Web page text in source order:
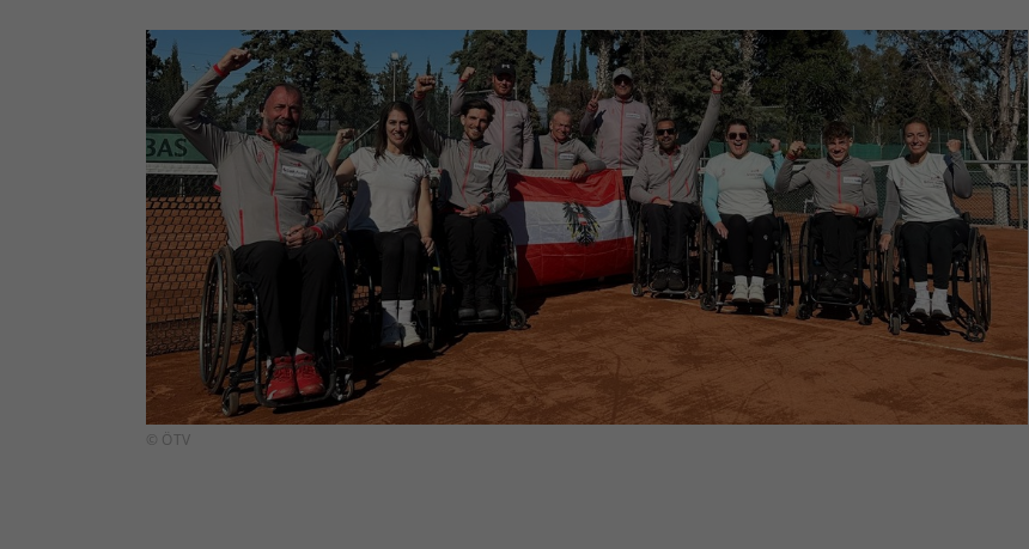
© ÖTV
Ihrer vorgenommen Einstellungen, falls der
Webseiten-Betreiber dies eingestellt hat.